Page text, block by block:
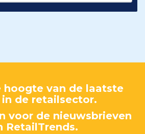
hoogte van de laatste
de retailsector.
voor de nieuwsbrieven
RetailTrends.